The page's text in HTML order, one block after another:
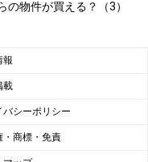
の物件が買える？（3）
報
載
バシーポリシー
・商標・免責